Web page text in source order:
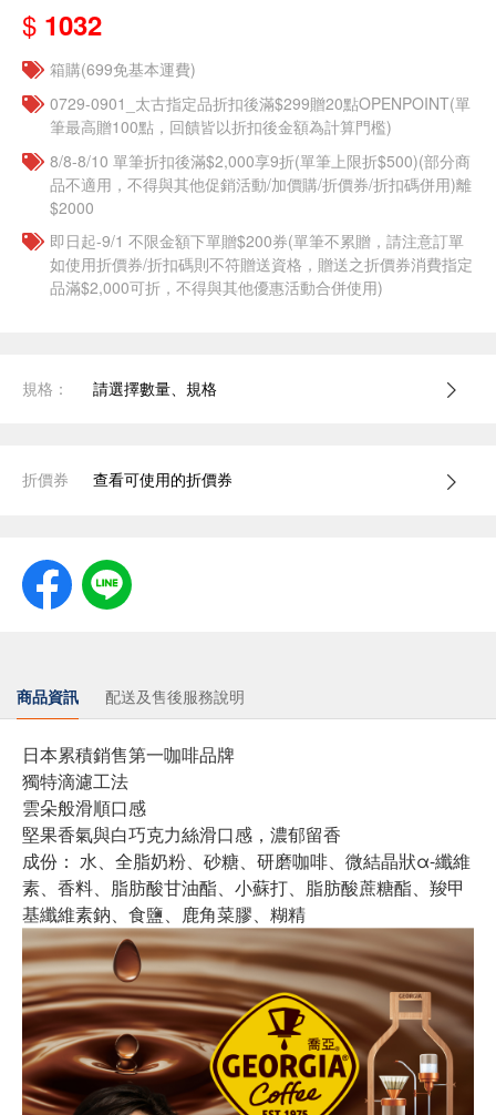
$ 1032
箱購(699免基本運費)
0729-0901_太古指定品折扣後滿$299贈20點OPENPOINT(單
筆最高贈100點，回饋皆以折扣後金額為計算門檻)
8/8-8/10 單筆折扣後滿$2,000享9折(單筆上限折$500)(部分商
品不適用，不得與其他促銷活動/加價購/折價券/折扣碼併用)離
$2000
即日起-9/1 不限金額下單贈$200券(單筆不累贈，請注意訂單
如使用折價券/折扣碼則不符贈送資格，贈送之折價券消費指定
品滿$2,000可折，不得與其他優惠活動合併使用)
規格： 請選擇數量、規格
折價券 查看可使用的折價券
商品資訊 配送及售後服務說明
日本累積銷售第一咖啡品牌
獨特滴濾工法
雲朵般滑順口感
堅果香氣與白巧克力絲滑口感，濃郁留香
成份： 水、全脂奶粉、砂糖、研磨咖啡、微結晶狀α-纖維
素、香料、脂肪酸甘油酯、小蘇打、脂肪酸蔗糖酯、羧甲
基纖維素鈉、食鹽、鹿角菜膠、糊精